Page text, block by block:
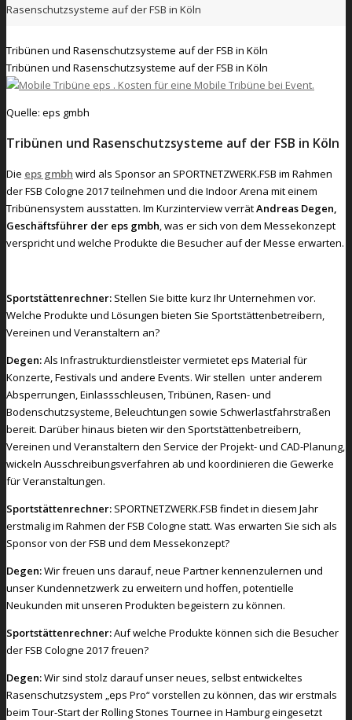
Rasenschutzsysteme auf der FSB in Köln
Tribünen und Rasenschutzsysteme auf der FSB in Köln
Tribünen und Rasenschutzsysteme auf der FSB in Köln
Quelle: eps gmbh
Tribünen und Rasenschutzsysteme auf der FSB in Köln
Die eps gmbh wird als Sponsor an SPORTNETZWERK.FSB im Rahmen
der FSB Cologne 2017 teilnehmen und die Indoor Arena mit einem
Tribünensystem ausstatten. Im Kurzinterview verrätAndreas Degen,
Geschäftsführer der eps gmbh, was er sich von dem Messekonzept
verspricht und welche Produkte die Besucher auf der Messe erwarten.
Sportstättenrechner: Stellen Sie bitte kurz Ihr Unternehmen vor.
Welche Produkte und Lösungen bieten Sie Sportstättenbetreibern,
Vereinen und Veranstaltern an?
Degen:Als Infrastrukturdienstleister vermietet eps Material für
Konzerte, Festivals und andere Events. Wir stellen unter anderem
Absperrungen, Einlassschleusen, Tribünen, Rasen- und
Bodenschutzsysteme, Beleuchtungen sowie Schwerlastfahrstraßen
bereit. Darüber hinaus bieten wir den Sportstättenbetreibern,
Vereinen und Veranstaltern den Service der Projekt- und CAD-Planung,
wickeln Ausschreibungsverfahren ab und koordinieren die Gewerke
für Veranstaltungen.
Sportstättenrechner: SPORTNETZWERK.FSB findet in diesem Jahr
erstmalig im Rahmen der FSB Cologne statt. Was erwarten Sie sich als
Sponsor von der FSB und dem Messekonzept?
Degen:Wir freuen uns darauf, neue Partner kennenzulernen und
unser Kundennetzwerk zu erweitern und hoffen, potentielle
Neukunden mit unseren Produkten begeistern zu können.
Sportstättenrechner:Auf welche Produkte können sich die Besucher
der FSB Cologne 2017 freuen?
Degen:Wir sind stolz darauf unser neues, selbst entwickeltes
Rasenschutzsystem „eps Pro“ vorstellen zu können, das wir erstmals
beim Tour-Start der Rolling Stones Tournee in Hamburg eingesetzt